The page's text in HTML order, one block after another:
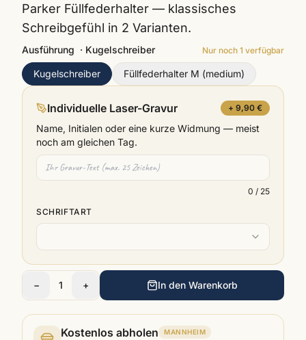
Parker Füllfederhalter — klassisches
Schreibgefühl in 2 Varianten.
Ausführung · Kugelschreiber Nur noch 1 verfügbar
Kugelschreiber Füllfederhalter M (medium)
Individuelle Laser-Gravur + 9,90 €
Name, Initialen oder eine kurze Widmung — meist
noch am gleichen Tag.
0 / 25
SCHRIFTART
− 1 + In den Warenkorb
Kostenlos abholen MANNHEIM